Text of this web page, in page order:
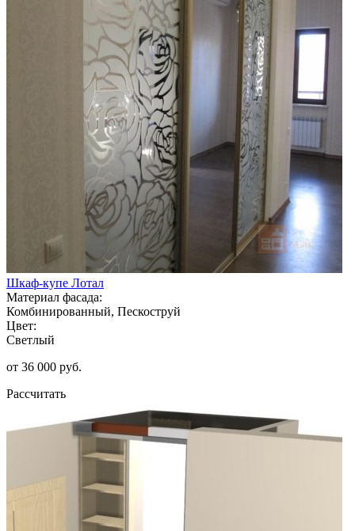
Шкаф-купе Лотал
Материал фасада:
Комбинированный, Пескоструй
Цвет:
Светлый
от 36 000 руб.
Рассчитать